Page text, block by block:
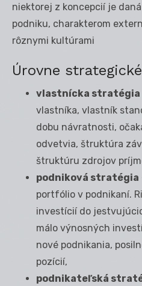
niektorej z koncepcií je
podniku, charakterom
rôznymi kultúrami
Úrovne
vlastnícka stratégia
vlastníka, vlastník
dobu návratnosti,
odvetvia, štruktúra
štruktúru zdrojov
podniková stratégia
portfólio v podnikaní.
investícií do
málo výnosných
nové podnikania,
pozícií,
podnikateľská